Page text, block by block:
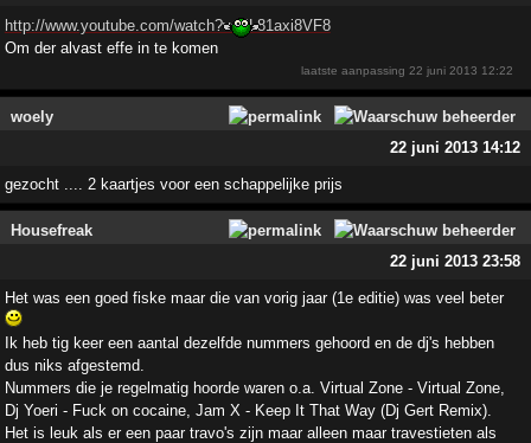
http://www.youtube.com/watch?v=JL81axi8VF8
Om der alvast effe in te komen
laatste aanpassing22 juni 2013 12:22
woely
22 juni 2013 14:12
gezocht .... 2 kaartjes voor een schappelijke prijs
Housefreak
22 juni 2013 23:58
Het was een goed fiske maar die van vorig jaar (1e editie) was veel beter
Ik heb tig keer een aantal dezelfde nummers gehoord en de dj's hebben
dus niks afgestemd.
Nummers die je regelmatig hoorde waren o.a. Virtual Zone - Virtual Zone,
Dj Yoeri - Fuck on cocaine, Jam X - Keep It That Way (Dj Gert Remix).
Het is leuk als er een paar travo's zijn maar alleen maar travestieten als